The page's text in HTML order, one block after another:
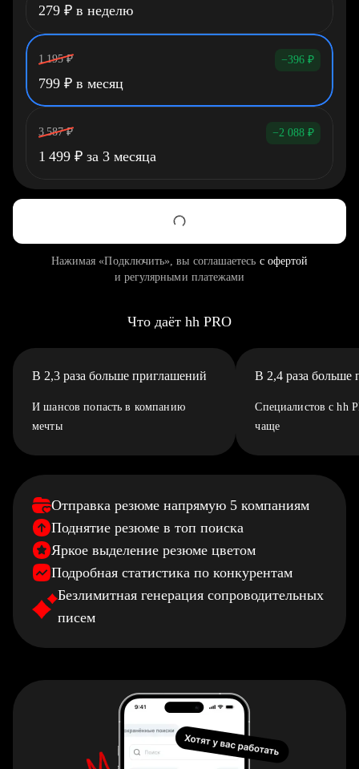
279 ₽ в неделю
1 195 ₽ −396 ₽
799 ₽ в месяц
3 587 ₽ −2 088 ₽
1 499 ₽ за 3 месяца
Нажимая «Подключить», вы соглашаетесь с офертой
и регулярными платежами
Что даёт hh PRO
В 2,3 раза больше приглашений
И шансов попасть в компанию
мечты
В 2,4 раза больше
Специалистов с hh
чаще
Отправка резюме напрямую 5 компаниям
Поднятие резюме в топ поиска
Яркое выделение резюме цветом
Подробная статистика по конкурентам
Безлимитная генерация сопроводительных
писем